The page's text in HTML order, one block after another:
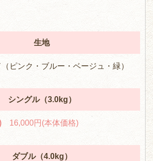
生地
ピンク・ブルー・ベージュ・緑）
シングル（3.0kg）
) 16,000円(本体価格)
ダブル（4.0kg）